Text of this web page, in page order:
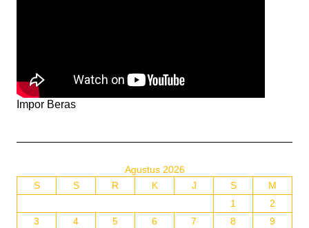
Impor Beras
Agustus 2026
S
S R K J S
M
1
2
3
4 5 6 7 8
9